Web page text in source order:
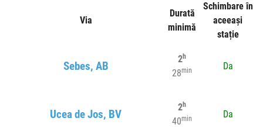
Via
Durată
minimă
Schimbare în
aceeași
stație
Sebes, AB
2h
28min Da
Ucea de Jos, BV
2h
40min Da